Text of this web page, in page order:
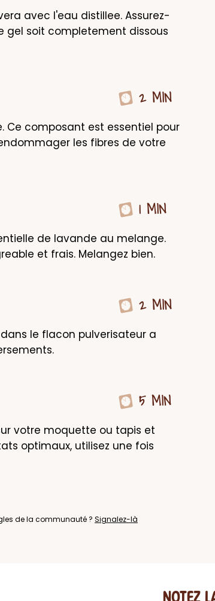
avec l'eau distillee. Assurez-
gel soit completement dissous
2 MIN
Ce composant est essentiel pour
les fibres de votre
1 MIN
de lavande au melange.
et frais. Melangez bien.
2 MIN
le flacon pulverisateur a
5 MIN
votre moquette ou tapis et
optimaux, utilisez une fois
de la communauté ? Signalez-là
Notez